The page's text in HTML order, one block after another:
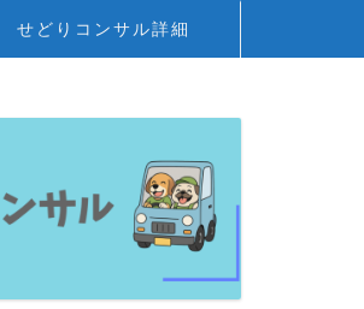
せどりコンサル詳細